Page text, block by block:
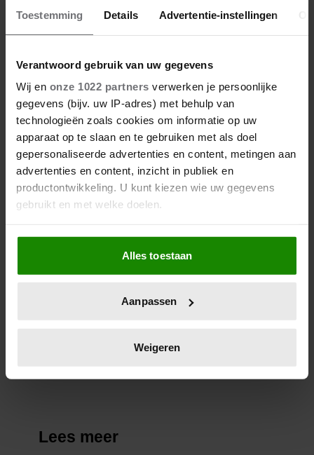
Toestemming Details Advertentie-instellingen
Verantwoord gebruik van uw gegevens
Wij en onze 1022 partners verwerken je persoonlijke
gegevens (bijv. uw IP-adres) met behulp van
technologieën zoals cookies om informatie op uw
apparaat op te slaan en te gebruiken met als doel
gepersonaliseerde advertenties en content, metingen aan
advertenties en content, inzicht in publiek en
productontwikkeling. U kunt kiezen wie uw gegevens
gebruikt en met welke doelen.
Als u het toestaat, willen we ook graag:
Informatie verzamelen over uw geografische
locatie, die tot een paar meter nauwkeurig kan zijn
scannen op specifieke eigenschappen (fingerprinting)
verwerkt en stel uw voorkeuren in het
intrekken in de Cookieverklaring.
en om ons websiteverkeer te analyseren. Ook delen we
Alles toestaan
Aanpassen
Weigeren
Kombucha: hoe gezond is dat
eigenlijk?